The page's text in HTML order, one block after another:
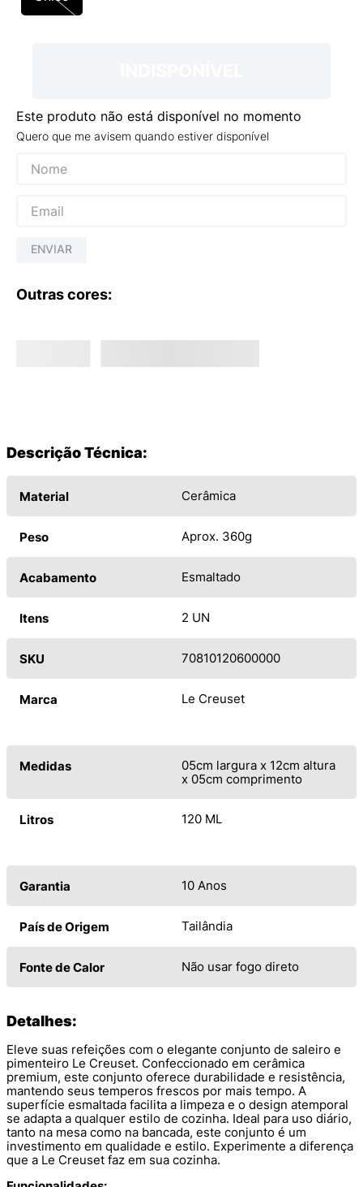
Este produto não está disponível no momento
Quero que me avisem quando estiver disponível
ENVIAR
Outras cores:
Descrição Técnica:
Material Cerâmica
Peso Aprox. 360g
Acabamento Esmaltado
Itens 2 UN
SKU 70810120600000
Marca Le Creuset
Medidas
05cm largura x 12cm altura
x 05cm comprimento
Litros 120 ML
Garantia 10 Anos
País de Origem Tailândia
Fonte de Calor Não usar fogo direto
Detalhes:
Eleve suas refeições com o elegante conjunto de saleiro e
pimenteiro Le Creuset. Confeccionado em cerâmica
premium, este conjunto oferece durabilidade e resistência,
mantendo seus temperos frescos por mais tempo. A
superfície esmaltada facilita a limpeza e o design atemporal
se adapta a qualquer estilo de cozinha. Ideal para uso diário,
tanto na mesa como na bancada, este conjunto é um
investimento em qualidade e estilo. Experimente a diferença
que a Le Creuset faz em sua cozinha.
NEW 530